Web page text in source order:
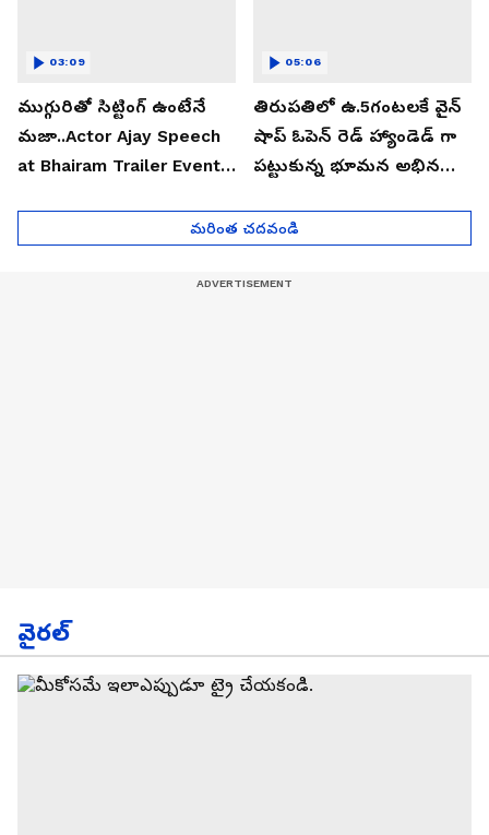
ముగ్గురితో సిట్టింగ్ ఉంటేనే
మజా..Actor Ajay Speech
at Bhairam Trailer Event |
03:09
తిరుపతిలో ఉ.5గంటలకే వైన్
షాప్ ఓపెన్ రెడ్ హ్యాండెడ్ గా
పట్టుకున్న భూమన అభినయ్|
05:06
మరింత చదవండి
వైరల్